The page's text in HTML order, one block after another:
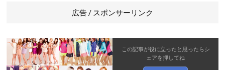
広告 / スポンサーリンク
この記事が役に立ったと思ったらシ
ェアを押してね